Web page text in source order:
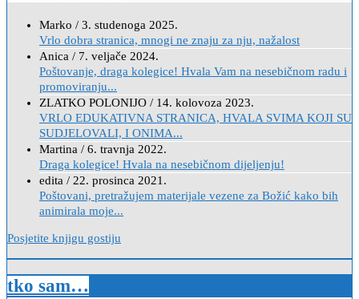
Marko / 3. studenoga 2025.
Vrlo dobra stranica, mnogi ne znaju za nju, nažalost
Anica / 7. veljače 2024.
Poštovanje, draga kolegice! Hvala Vam na nesebičnom radu i
promoviranju...
ZLATKO POLONIJO / 14. kolovoza 2023.
VRLO EDUKATIVNA STRANICA, HVALA SVIMA KOJI SU
SUDJELOVALI, I ONIMA...
Martina / 6. travnja 2022.
Draga kolegice! Hvala na nesebičnom dijeljenju!
edita / 22. prosinca 2021.
Poštovani, pretražujem materijale vezene za Božić kako bih
animirala moje...
Posjetite knjigu gostiju
tko sam…